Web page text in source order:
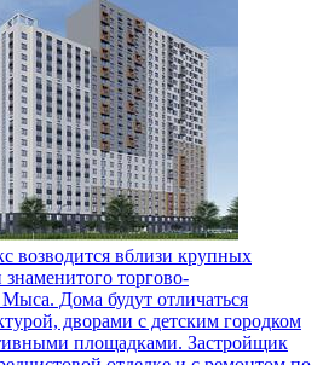
возводится вблизи крупных
торгово-
Мыса. Дома будут отличаться
дворами с детским городком
площадками. Застройщик